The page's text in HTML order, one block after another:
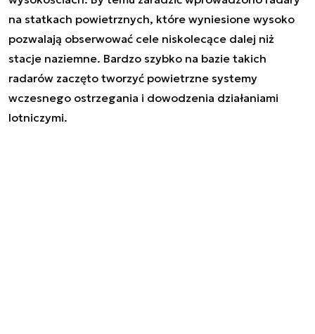
na statkach powietrznych, które wyniesione wysoko
pozwalają obserwować cele niskolecące dalej niż
stacje naziemne. Bardzo szybko na bazie takich
radarów zaczęto tworzyć powietrzne systemy
wczesnego ostrzegania i dowodzenia działaniami
lotniczymi.